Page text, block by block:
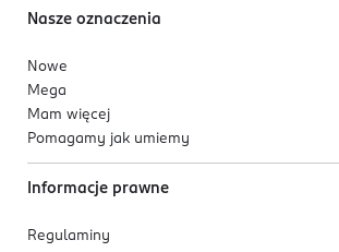
Nasze oznaczenia
Nowe
Mega
Mam więcej
Pomagamy jak umiemy
Informacje prawne
Regulaminy